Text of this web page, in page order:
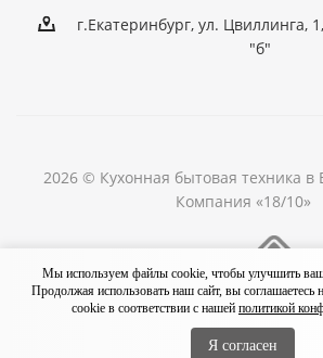
г.Екатеринбург, ул. Цвиллинга,
"б"
2026 © Кухонная бытовая техника в
Компания «18/10»
Мы используем файлы cookie, чтобы улучшить
Продолжая использовать наш сайт, вы соглашаетесь
cookie в соответствии с нашей политикой
Я согласен